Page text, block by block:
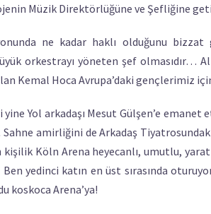
Müzik Direktörlüğüne ve Şefliğine
ne kadar haklı olduğunu bizzat
orkestrayı yöneten şef olmasıdır…
Kemal Hoca Avrupa’daki gençlerimiz
Yol arkadaşı Mesut Gülşen’e emanet
amirliğini de Arkadaş
Köln Arena heyecanlı, umutlu,
yedinci katın en üst sırasında
koskoca Arena’ya!